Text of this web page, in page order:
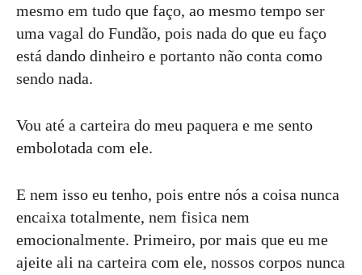
mesmo em tudo que faço, ao mesmo tempo ser
uma vagal do Fundão, pois nada do que eu faço
está dando dinheiro e portanto não conta como
sendo nada.
Vou até a carteira do meu paquera e me sento
embolotada com ele.
E nem isso eu tenho, pois entre nós a coisa nunca
encaixa totalmente, nem fisica nem
emocionalmente. Primeiro, por mais que eu me
ajeite ali na carteira com ele, nossos corpos nunca